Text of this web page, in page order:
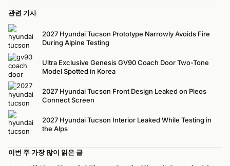
관련 기사
2027 Hyundai Tucson Prototype Narrowly Avoids Fire
During Alpine Testing
Ultra Exclusive Genesis GV90 Coach Door Two-Tone
Model Spotted in Korea
2027 Hyundai Tucson Front Design Leaked on Pleos
Connect Screen
2027 Hyundai Tucson Interior Leaked While Testing in
the Alps
이번 주 가장 많이 읽은 글